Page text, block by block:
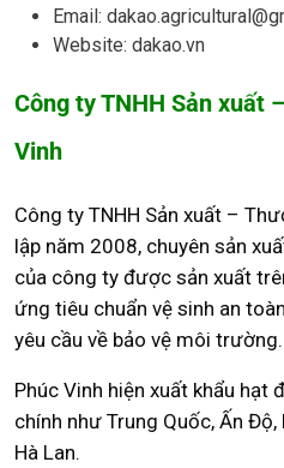
Email:
Website: dakao.vn
Công ty TNHH Sản xuất
Vinh
Công ty TNHH Sản xuất –
lập năm 2008, chuyên sản
của công ty được sản xuất
ứng tiêu chuẩn vệ sinh an
yêu cầu về bảo vệ môi trường.
Phúc Vinh hiện xuất khẩu hạt
chính như Trung Quốc, Ấn Độ,
Hà Lan.